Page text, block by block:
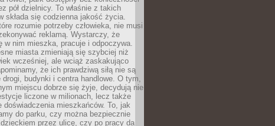
pół dzielnicy. To właśnie z takich
składa się codzienna jakość życia.
rozumie potrzeby człowieka, nie musi
reklamą. Wystarczy, że
w nim mieszka, pracuje i odpoczywa.
miasta zmieniają się szybciej niż
wcześniej, ale wciąż zaskakująco
że ich prawdziwą siłą nie są
drogi, budynki i centra handlowe. O tym,
miejscu dobrze się żyje, decydują nie
liczone w milionach, lecz także
doświadczenia mieszkańców. To, jak
do parku, czy można bezpiecznie
przez ulicę, czy po pracy da